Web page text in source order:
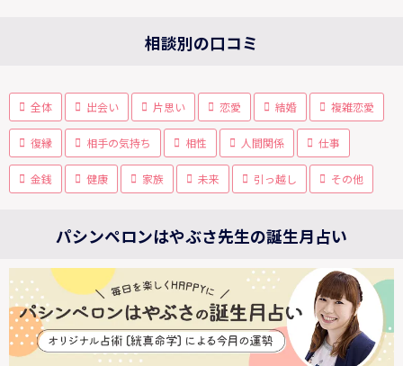
相談別の口コミ
全体 出会い 片思い 恋愛 結婚 複雑恋愛
復縁 相手の気持ち 相性 人間関係 仕事
金銭 健康 家族 未来 引っ越し その他
パシンペロンはやぶさ先生の誕生月占い